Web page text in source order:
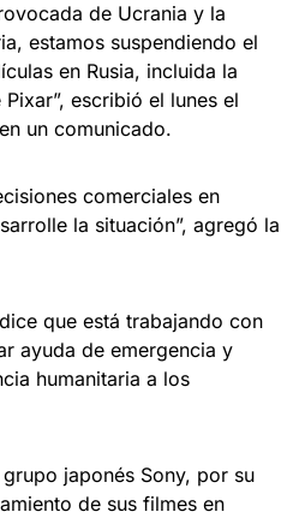
de Ucrania y la
estamos suspendiendo el
en Rusia, incluida la
Pixar”, escribió el lunes el
un comunicado.
comerciales en
la situación”, agregó la
que está trabajando con
ayuda de emergencia y
humanitaria a los
japonés Sony, por su
de sus filmes en